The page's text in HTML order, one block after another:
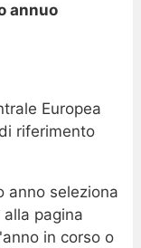
annuo
Europea
riferimento
anno seleziona
pagina
in corso o